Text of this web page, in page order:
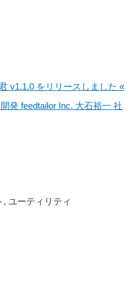
v1.1.0 をリリースしました «
発 feedtailor Inc. 大石裕一 社
ユーティリティ